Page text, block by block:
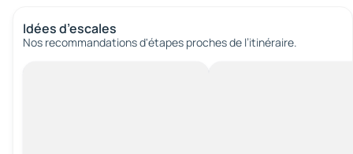
Idées d’escales
Nos recommandations d'étapes proches de l’itinéraire.